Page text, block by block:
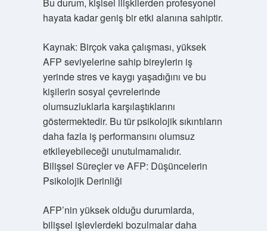
hayata kadar geniş bir etki alanına sahiptir.
Kaynak: Birçok vaka çalışması, yüksek
AFP seviyelerine sahip bireylerin iş
yerinde stres ve kaygı yaşadığını ve bu
kişilerin sosyal çevrelerinde
olumsuzluklarla karşılaştıklarını
göstermektedir. Bu tür psikolojik sıkıntıların
daha fazla iş performansını olumsuz
etkileyebileceği unutulmamalıdır.
Bilişsel Süreçler ve AFP: Düşüncelerin
Psikolojik Derinliği
AFP’nin yüksek olduğu durumlarda,
bilişsel işlevlerdeki bozulmalar daha